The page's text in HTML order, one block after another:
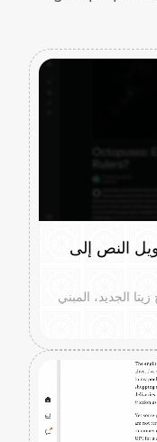
النص إلى
الجديد، المبني